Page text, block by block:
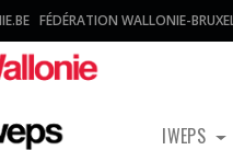
FÉDÉRATION WALLONIE-
IWEPS